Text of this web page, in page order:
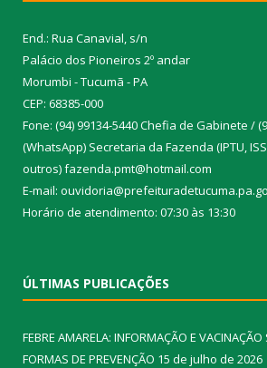
End.: Rua Canavial, s/n
Palácio dos Pioneiros 2º andar
Morumbi - Tucumã - PA
CEP: 68385-000
Fone: (94) 99134-5440 Chefia de Gabinete /
(WhatsApp) Secretaria da Fazenda (IPTU,
outros) fazenda.pmt@hotmail.com
E-mail:
Horário de atendimento: 07:30 às 13:30
ÚLTIMAS PUBLICAÇÕES
FEBRE AMARELA: INFORMAÇÃO E
FORMAS DE PREVENÇÃO 15 de julho de 2026